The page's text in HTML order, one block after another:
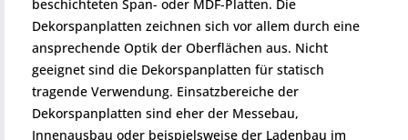
beschichteten Span- oder MDF-Platten. Die
Dekorspanplatten zeichnen sich vor allem durch eine
ansprechende Optik der Oberflächen aus. Nicht
geeignet sind die Dekorspanplatten für statisch
tragende Verwendung. Einsatzbereiche der
Dekorspanplatten sind eher der Messebau,
Innenausbau oder beispielsweise der Ladenbau im